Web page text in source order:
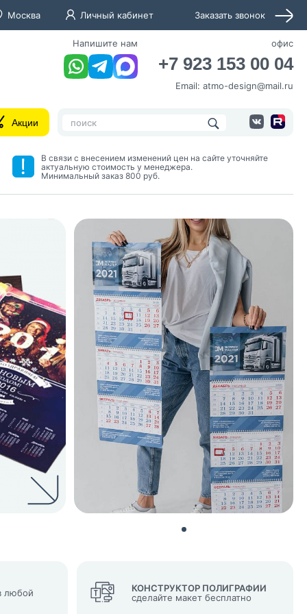
Москва Личный кабинет Заказать звонок
Напишите нам офис
+7 923 153 00 04
Email: atmo-design@mail.ru
Акции
В связи с внесением изменений цен на сайте уточняйте
актуальную стоимость у менеджера.
Минимальный заказ 800 руб.
любой
КОНСТРУКТОР ПОЛИГРАФИИ
сделайте макет бесплатно
и согласие с
и согласие с